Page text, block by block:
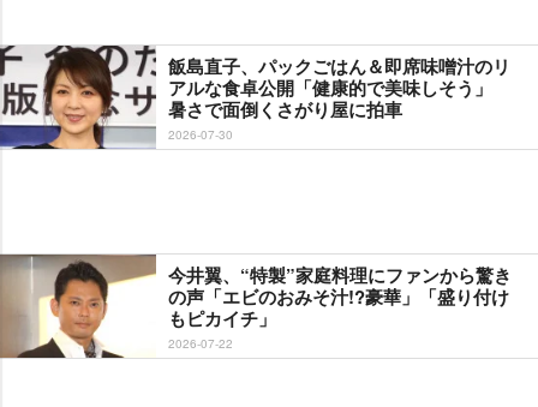
飯島直子、パックごはん＆即席味噌汁のリ
アルな食卓公開「健康的で美味しそう」
暑さで面倒くさがり屋に拍車
2026-07-30
今井翼、“特製”家庭料理にファンから驚き
の声「エビのおみそ汁!?豪華」「盛り付け
もピカイチ」
2026-07-22